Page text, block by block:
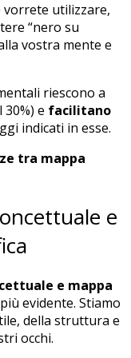
vorrete utilizzare,
“nero su
vostra mente e
riescono a
e facilitano
indicati in esse.
tra mappa
e
e mappa
evidente. Stiamo
della struttura e
occhi.